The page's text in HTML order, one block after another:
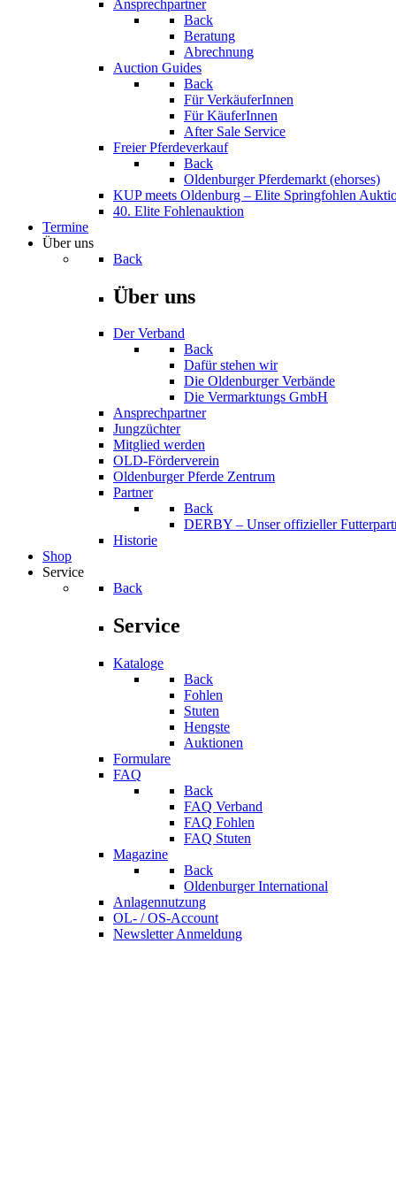
Ansprechpartner
Back
Beratung
Abrechnung
Auction Guides
Back
Für VerkäuferInnen
Für KäuferInnen
After Sale Service
Freier Pferdeverkauf
Back
Oldenburger Pferdemarkt (ehorses)
KUP meets Oldenburg – Elite Springfohlen
40. Elite Fohlenauktion
Termine
Über uns
Back
Über uns
Der Verband
Back
Dafür stehen wir
Die Oldenburger Verbände
Die Vermarktungs GmbH
Ansprechpartner
Jungzüchter
Mitglied werden
OLD-Förderverein
Oldenburger Pferde Zentrum
Partner
Back
DERBY – Unser offizieller
Historie
Shop
Service
Back
Service
Kataloge
Back
Fohlen
Stuten
Hengste
Auktionen
Formulare
FAQ
Back
FAQ Verband
FAQ Fohlen
FAQ Stuten
Magazine
Back
Oldenburger International
Anlagennutzung
OL- / OS-Account
Newsletter Anmeldung